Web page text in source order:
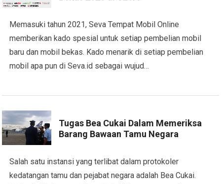
Memasuki tahun 2021, Seva Tempat Mobil Online
memberikan kado spesial untuk setiap pembelian mobil
baru dan mobil bekas. Kado menarik di setiap pembelian
mobil apa pun di Seva.id sebagai wujud…
Tugas Bea Cukai Dalam Memeriksa
Barang Bawaan Tamu Negara
Salah satu instansi yang terlibat dalam protokoler
kedatangan tamu dan pejabat negara adalah Bea Cukai.